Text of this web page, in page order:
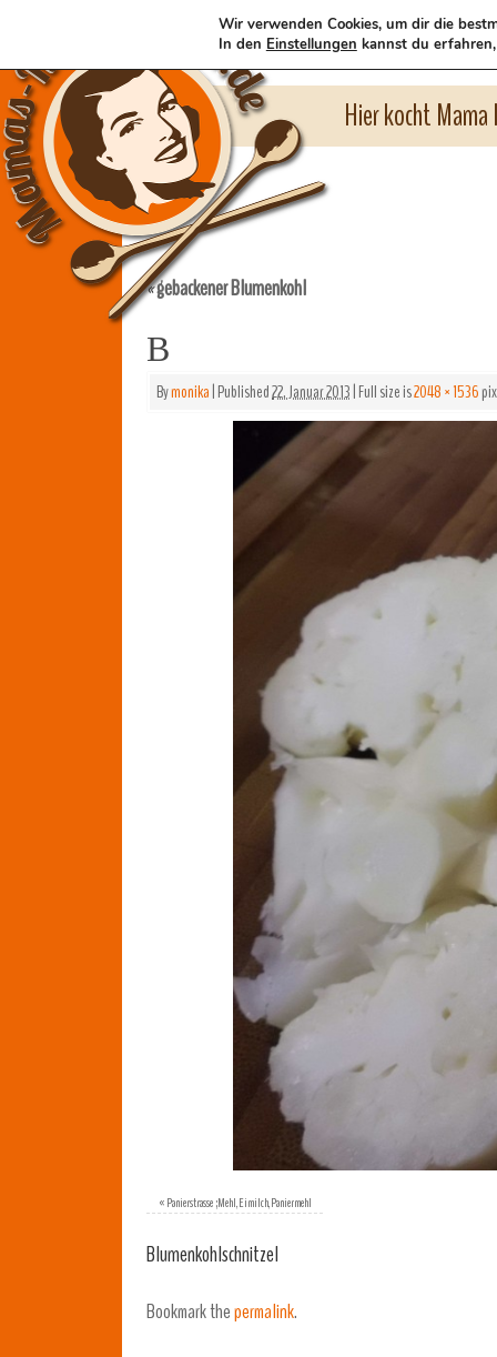
Hier kocht
«gebackener Blumenkohl
B
Bymonika|Published22. Januar 2013|Full size is2048 × 1536
«Panierstrasse ;Mehl,Eimilch,Paniermehl
Blumenkohlschnitzel
Bookmark thepermalink.
Wir verwenden Cookies, um dir die
In den Einstellungen kannst du